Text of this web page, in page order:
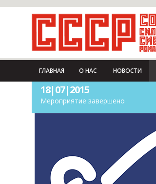
ГЛАВНАЯ О НАС НОВОСТИ
18|07|2015
Мероприятие завершено